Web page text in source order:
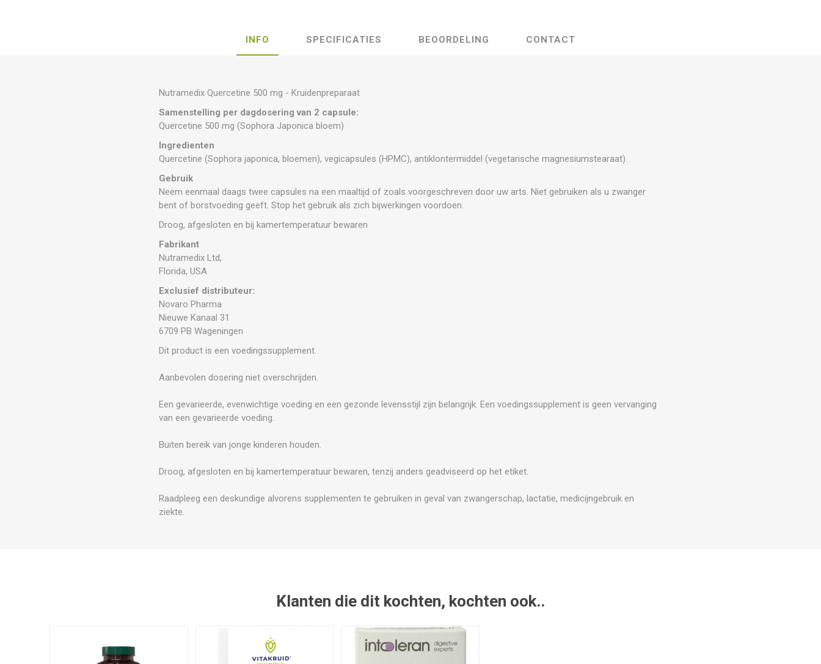
INFO SPECIFICATIES BEOORDELING CONTACT
Nutramedix Quercetine 500 mg - Kruidenpreparaat
Samenstelling per dagdosering van 2 capsule:
Quercetine 500 mg (Sophora Japonica bloem)
Ingredienten
Quercetine (Sophora japonica, bloemen), vegicapsules (HPMC), antiklontermiddel (vegetarische magnesiumstearaat).
Gebruik
Neem eenmaal daags twee capsules na een maaltijd of zoals voorgeschreven door uw arts. Niet gebruiken als u zwanger
bent of borstvoeding geeft. Stop het gebruik als zich bijwerkingen voordoen.
Droog, afgesloten en bij kamertemperatuur bewaren
Fabrikant
Nutramedix Ltd,
Florida, USA
Exclusief distributeur:
Novaro Pharma
Nieuwe Kanaal 31
6709 PB Wageningen
Dit product is een voedingssupplement.
Aanbevolen dosering niet overschrijden.
Een gevarieerde, evenwichtige voeding en een gezonde levensstijl zijn belangrijk. Een voedingssupplement is geen vervanging
van een gevarieerde voeding.
Buiten bereik van jonge kinderen houden.
Droog, afgesloten en bij kamertemperatuur bewaren, tenzij anders geadviseerd op het etiket.
Raadpleeg een deskundige alvorens supplementen te gebruiken in geval van zwangerschap, lactatie, medicijngebruik en
ziekte.
Klanten die dit kochten, kochten ook..